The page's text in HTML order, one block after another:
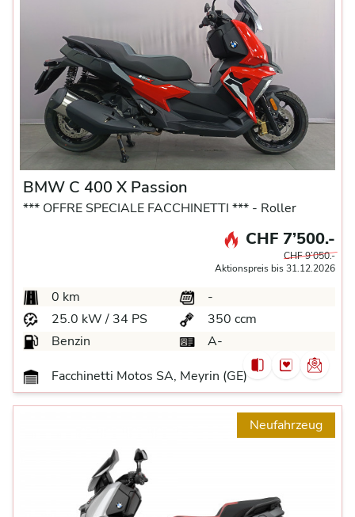
BMW C 400 X Passion
*** OFFRE SPECIALE FACCHINETTI *** - Roller
CHF 7’500.-
CHF 9’050.-
Aktionspreis bis 31.12.2026
0 km
-
25.0 kW / 34 PS
350 ccm
Benzin
A-
Facchinetti Motos SA, Meyrin (GE)
Neufahrzeug